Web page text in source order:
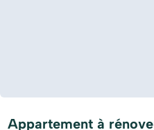
Appartement à